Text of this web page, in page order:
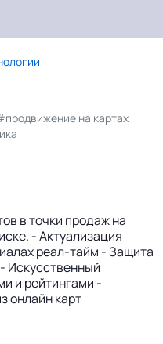
продвижение на картах
в точки продаж на
- Актуализация
реал-тайм - Защита
Искусственный
и рейтингами -
онлайн карт